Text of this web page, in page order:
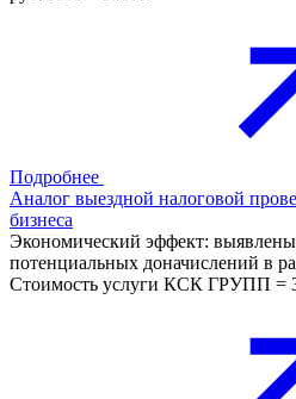
Подробнее
Аналог выездной налоговой
бизнеса
Экономический эффект:
потенциальных доначислений в
Стоимость услуги КСК ГРУПП =